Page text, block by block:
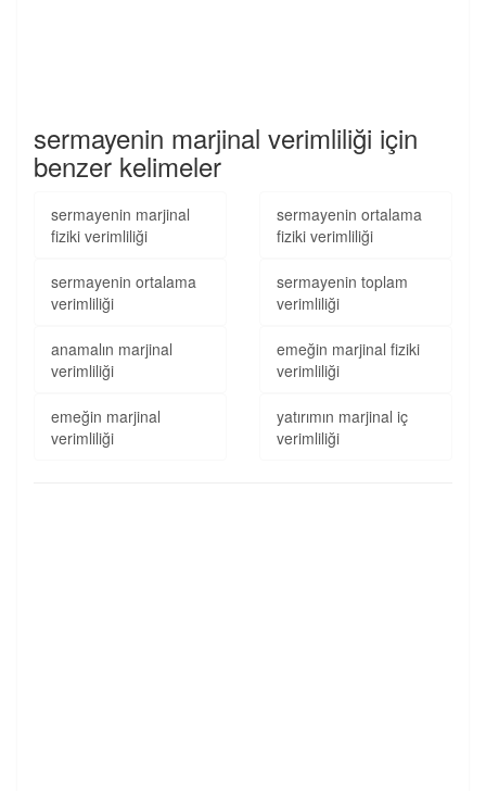
sermayenin marjinal verimliliği için
benzer kelimeler
sermayenin marjinal
fiziki verimliliği
sermayenin ortalama
fiziki verimliliği
sermayenin ortalama
verimliliği
sermayenin toplam
verimliliği
anamalın marjinal
verimliliği
emeğin marjinal fiziki
verimliliği
emeğin marjinal
verimliliği
yatırımın marjinal iç
verimliliği